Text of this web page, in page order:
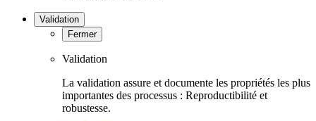
Validation
Fermer
Validation
La validation assure et documente les propriétés les plus
importantes des processus : Reproductibilité et
robustesse.